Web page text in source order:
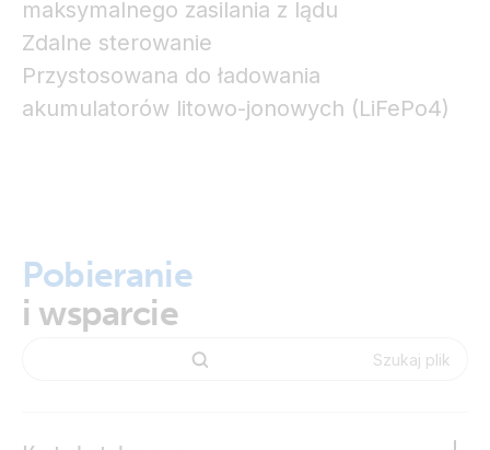
maksymalnego zasilania z lądu
Zdalne sterowanie
Przystosowana do ładowania
akumulatorów litowo-jonowych (LiFePo4)
Pobieranie
i wsparcie